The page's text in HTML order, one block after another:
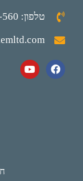
טלפון: 03-9-560-560